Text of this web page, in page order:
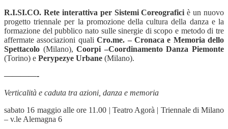
R.I.SI.CO. Rete interattiva per Sistemi Coreograficiè un nuovo
progetto triennale per la promozione della cultura della danza e la
formazione del pubblico nato sulle sinergie di scopo e metodo di tre
affermate associazioni qualiCro.me. – Cronaca e Memoria dello
Spettacolo (Milano),Coorpi –Coordinamento Danza Piemonte
(Torino) e Perypezye Urbane (Milano).
————-
Verticalità e caduta tra azioni, danza e memoria
sabato 16 maggio alle ore 11.00 | Teatro Agorà | Triennale di Milano
– v.le Alemagna 6